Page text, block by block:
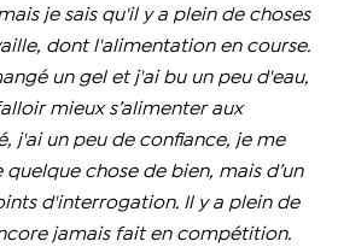
je sais qu'il y a plein de choses
dont l'alimentation en course.
un gel et j'ai bu un peu d'eau,
mieux s’alimenter aux
j'ai un peu de confiance, je me
chose de bien, mais d’un
d'interrogation. Il y a plein de
jamais fait en compétition.